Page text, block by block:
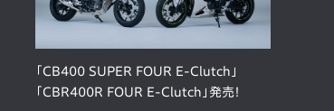
「CB400 SUPER FOUR E-Clutch」
「CBR400R FOUR E-Clutch」発売！